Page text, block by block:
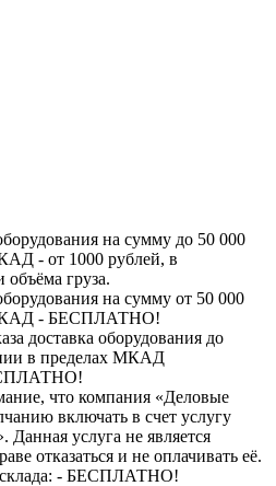
на сумму до 50 000
- от 1000 рублей, в
объёма груза.
на сумму от 50 000
МКАД - БЕСПЛАТНО!
доставка оборудования до
в пределах МКАД
что компания «Деловые
включать в счет услугу
Данная услуга не является
отказаться и не оплачивать её.
склада: - БЕСПЛАТНО!